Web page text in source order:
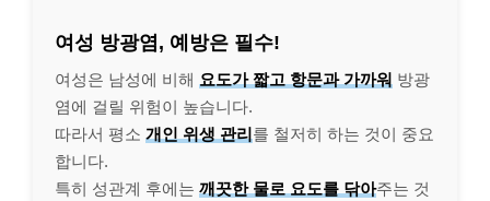
여성 방광염, 예방은 필수!
여성은 남성에 비해 요도가 짧고 항문과 가까워 방광
염에 걸릴 위험이 높습니다.
따라서 평소 개인 위생 관리를 철저히 하는 것이 중요
합니다.
특히 성관계 후에는 깨끗한 물로 요도를 닦아주는 것